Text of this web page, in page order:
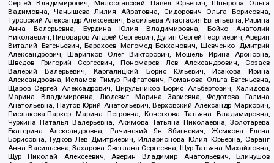
Сергей Владимирович, Милославский Павел Юрьевич, Шнырова Ольга
Вадимовна, Чанышева Лилия Айратовна, Сидорович Ольга Борисовна,
Туровский Александр Алексеевич, Васильева Анастасия Евгеньевна, Ривина
Анна Валерьевна, Бурдина Юлия Владимировна, Бойко Анатолий
Николаевич, Пивоваров Андрей Сергеевич, Дугин Сергей Георгиевич, Аверин
Виталий Евгеньевич, Барахоев Магомед Бекханович, Шевченко Дмитрий
Александрович, Шарипков Олег Викторович, Мошель Ирина Ароновна,
Шведов Григорий Сергеевич, Пономарев Лев Александрович, Созаев
Валерий Валерьевич, Каргалицкий Борис Юльевич, Исакова Ирина
Александровна, Исламов Тимур Рифгатович, Романова Ольга Евгеньевна,
Щаров Сергей Алексадрович, Цирульников Борис Альбертович, Халидова
Марина Владимировна, Людевиг Марина Зариевна, Федотова Галина
Анатольевна, Паутов Юрий Анатольевич, Верховский Александр Маркович,
Пислакова-Паркер Марина Петровна, Кочеткова Татьяна Владимировна,
Чуркина Наталья Валерьевна, Акимова Татьяна Николаевна, Золотарева
Екатерина Александровна, Рачинский Ян Збигневич, Жемкова Елена
Борисовна, Гудков Лев Дмитриевич, Илларионова Юлия Юрьевна, Саранг
Анна Васильевна, Захарова Светлана Сергеевна, Щур Татьяна Михайловна,
Щур Николай Алексеевич, Аверин Владимир Анатольевич, Блинушов